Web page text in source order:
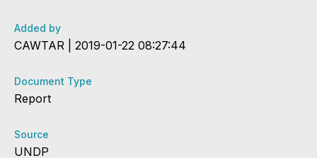
Added by
CAWTAR | 2019-01-22 08:27:44
Document Type
Report
Source
UNDP